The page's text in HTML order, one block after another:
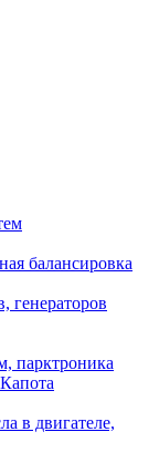
балансировка
генераторов
парктроника
в двигателе,